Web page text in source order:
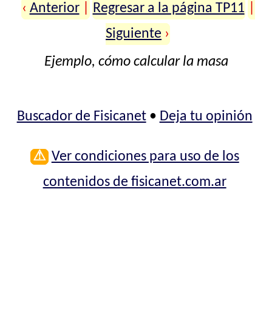
‹ Anterior Regresar a la página TP11
Siguiente ›
Ejemplo, cómo calcular la masa
Buscador de Fisicanet• Deja tu opinión
⚠ Ver condiciones para uso de los
contenidos de fisicanet.com.ar